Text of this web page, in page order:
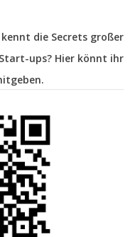
die Secrets großer
ups? Hier könnt ihr